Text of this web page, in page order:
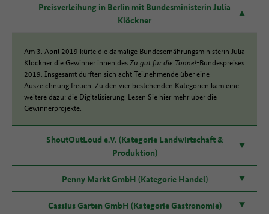
Preisverleihung in Berlin mit Bundesministerin Julia
Klöckner
Am 3. April 2019 kürte die damalige Bundesernährungsministerin Julia
Klöckner die Gewinner:innen desZu gut für die Tonne!-Bundespreises
2019. Insgesamt durften sich acht Teilnehmende über eine
Auszeichnung freuen. Zu den vier bestehenden Kategorien kam eine
weitere dazu: die Digitalisierung. Lesen Sie hier mehr über die
Gewinnerprojekte.
ShoutOutLoud e.V. (Kategorie Landwirtschaft &
Produktion)
Penny Markt GmbH (Kategorie Handel)
Cassius Garten GmbH (Kategorie Gastronomie)